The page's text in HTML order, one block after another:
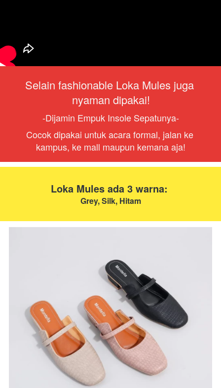
Selain fashionable Loka Mules juga
nyaman dipakai!
-Dijamin Empuk Insole Sepatunya-
Cocok dipakai untuk acara formal, jalan ke
kampus, ke mall maupun kemana aja!
Loka Mules ada 3 warna:
Grey, Silk, Hitam